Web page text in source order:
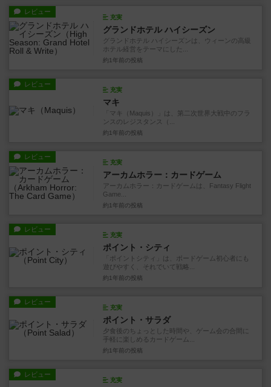
レビュー
充実
グランドホテル ハイシーズン
グランドホテル ハイシーズンは、ウィーンの高級
ホテル経営をテーマにした...
約1年前 の投稿
レビュー
充実
マキ
「マキ（Maquis）」は、第二次世界大戦中のフラ
ンスのレジスタンス（...
約1年前 の投稿
レビュー
充実
アーカムホラー：カードゲーム
アーカムホラー：カードゲームは、Fantasy Flight
Game...
約1年前 の投稿
レビュー
充実
ポイント・シティ
「ポイントシティ」は、ボードゲーム初心者にも
遊びやすく、それでいて戦略...
約1年前 の投稿
レビュー
充実
ポイント・サラダ
夕食後のちょっとした時間や、ゲーム会の合間に
手軽に楽しめるカードゲーム...
約1年前 の投稿
レビュー
充実